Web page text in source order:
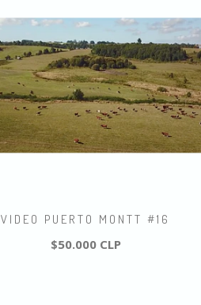
VIDEO PUERTO MONTT #16
$50.000 CLP